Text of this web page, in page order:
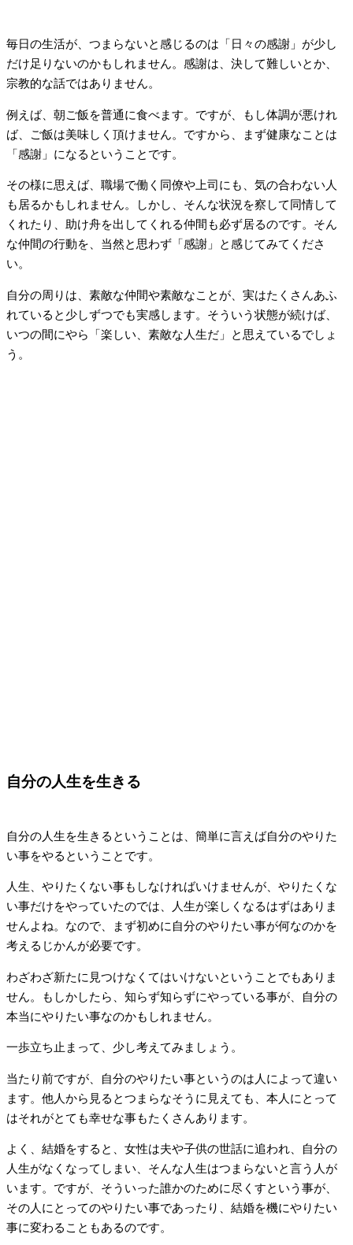
毎日の生活が、つまらないと感じるのは「日々の感謝」が少し
だけ足りないのかもしれません。感謝は、決して難しいとか、
宗教的な話ではありません。
例えば、朝ご飯を普通に食べます。ですが、もし体調が悪けれ
ば、ご飯は美味しく頂けません。ですから、まず健康なことは
「感謝」になるということです。
その様に思えば、職場で働く同僚や上司にも、気の合わない人
も居るかもしれません。しかし、そんな状況を察して同情して
くれたり、助け舟を出してくれる仲間も必ず居るのです。そん
な仲間の行動を、当然と思わず「感謝」と感じてみてくださ
い。
自分の周りは、素敵な仲間や素敵なことが、実はたくさんあふ
れていると少しずつでも実感します。そういう状態が続けば、
いつの間にやら「楽しい、素敵な人生だ」と思えているでしょ
う。
自分の人生を生きる
自分の人生を生きるということは、簡単に言えば自分のやりた
い事をやるということです。
人生、やりたくない事もしなければいけませんが、やりたくな
い事だけをやっていたのでは、人生が楽しくなるはずはありま
せんよね。なので、まず初めに自分のやりたい事が何なのかを
考えるじかんが必要です。
わざわざ新たに見つけなくてはいけないということでもありま
せん。もしかしたら、知らず知らずにやっている事が、自分の
本当にやりたい事なのかもしれません。
一歩立ち止まって、少し考えてみましょう。
当たり前ですが、自分のやりたい事というのは人によって違い
ます。他人から見るとつまらなそうに見えても、本人にとって
はそれがとても幸せな事もたくさんあります。
よく、結婚をすると、女性は夫や子供の世話に追われ、自分の
人生がなくなってしまい、そんな人生はつまらないと言う人が
います。ですが、そういった誰かのために尽くすという事が、
その人にとってのやりたい事であったり、結婚を機にやりたい
事に変わることもあるのです。